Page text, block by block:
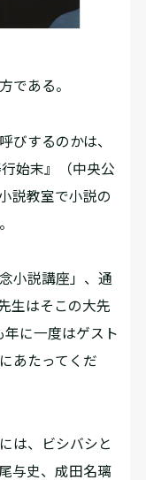
である。
びするのかは、
始末』（中央公
説教室で小説の
小説講座」、通
生はそこの大先
に一度はゲスト
あたってくだ
は、ビシバシと
与史、成田名璃